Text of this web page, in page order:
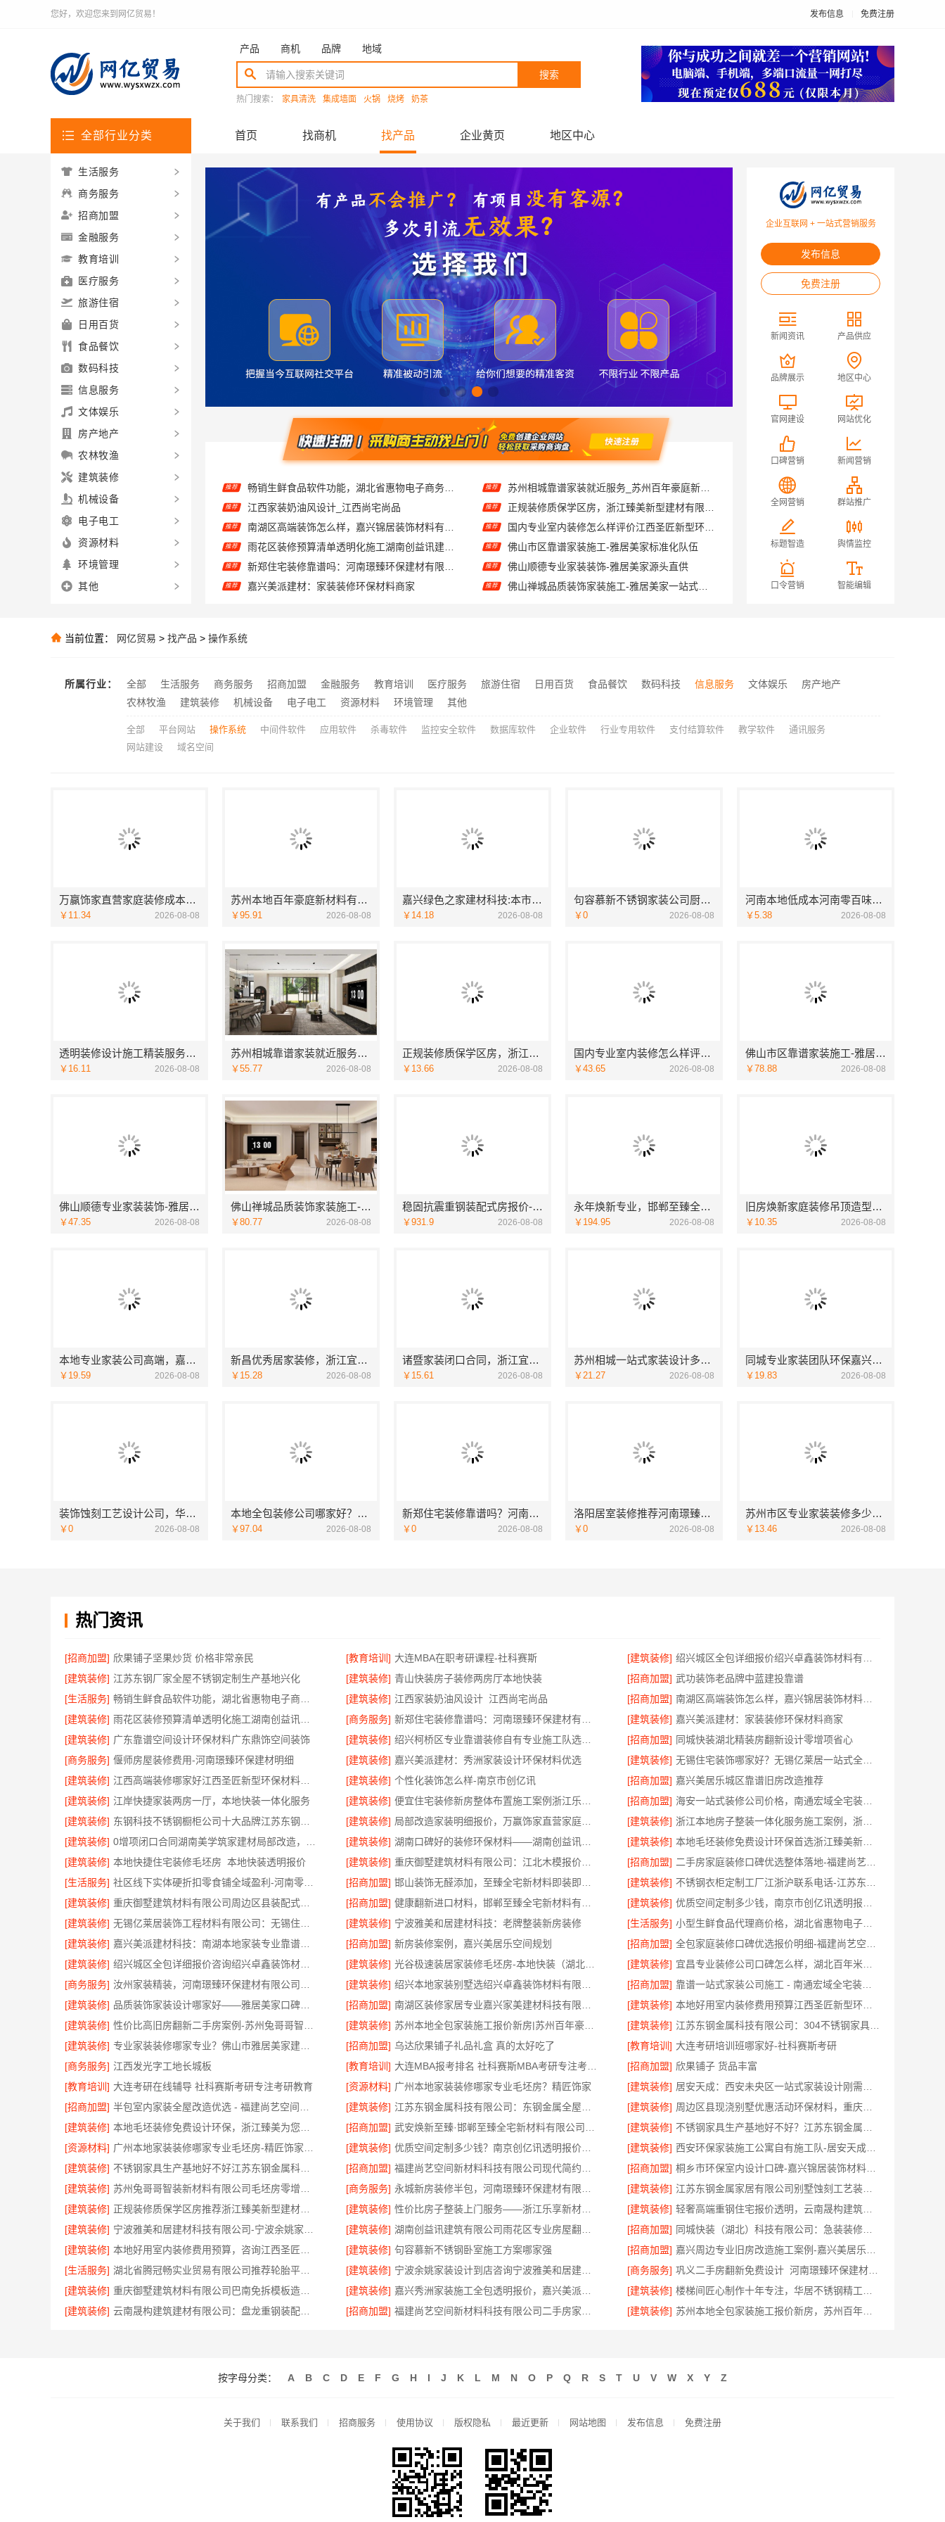
您好，欢迎您来到网亿贸易！ 发布信息 免费注册
产品 商机 品牌 地域
搜索
热门搜索： 家具清洗 集成墙面 火锅 烧烤 奶茶
全部行业分类 首页 找商机 找产品 企业黄页 地区中心
推荐 江西家装奶油风设计_江西尚宅尚品
推荐
推荐 雨花区装修预算清单透明化施工湖南创益讯建筑有限公司
推荐 新郑住宅装修靠谱吗：河南璟臻环保建材有限公司一站式服务
推荐 嘉兴美派建材：家装装修环保材料商家
推荐 欣果铺子坚果炒货 价格非常亲民
推荐 武功装饰老品牌中蓝建投靠谱
推荐 正规装修质保学区房，浙江臻美新型建材有限公司质量可靠
推荐 国内专业室内装修怎么样评价江西圣匠新型环保材料有限公司
推荐 佛山市区靠谱家装施工-雅居美家标准化队伍
推荐 佛山顺德专业家装装饰-雅居美家源头直供
推荐
推荐 万赢饰家直营家庭装修成本管控，海南万赢饰家新型建筑材料有限公司
推荐 透明装修设计施工精装服务浙江臻美新型建材有限公司
企业互联网 + 一站式营销服务
发布信息
免费注册
新闻资讯 产品供应
品牌展示 地区中心
官网建设 网站优化
口碑营销 新闻营销
全网营销 群站推广
标题智造 舆情监控
口令营销 智能编辑
生活服务
商务服务
招商加盟
金融服务
教育培训
医疗服务
旅游住宿
日用百货
食品餐饮
数码科技
信息服务
文体娱乐
房产地产
农林牧渔
建筑装修
机械设备
电子电工
资源材料
环境管理
其他
当前位置： 网亿贸易 > 找产品 > 操作系统
所属行业： 全部 生活服务 商务服务 招商加盟 金融服务 教育培训 医疗服务 旅游住宿 日用百货 食品餐饮 数码科技 信息服务 文体娱乐
房产地产
农林牧渔
建筑装修 机械设备 电子电工 资源材料 环境管理 其他
全部 平台网站 操作系统 中间件软件 应用软件 杀毒软件 监控安全软件 数据库软件 企业软件 行业专用软件 支付结算软件 教学软件
通讯服务
网站建设
域名空间
万赢饰家直营家庭装修成本管控，海南万赢饰家新型建筑材料有限公司
￥11.34 2026-08-08
苏州本地百年豪庭新材料有限公司靠谱家装设计公司拎包入住
￥95.91 2026-08-08
嘉兴绿色之家建材科技:本市口碑装修服务实惠
￥14.18 2026-08-08
句容慕新不锈钢家装公司厨房案例实拍-慕新不锈钢
￥0 2026-08-08
河南本地低成本河南零百味供应链有限公司全域盈利
￥5.38 2026-08-08
透明装修设计施工精装服务浙江臻美新型建材有限公司
￥16.11 2026-08-08
苏州相城靠谱家装就近服务_苏州百年豪庭新材料
￥55.77 2026-08-08
正规装修质保学区房，浙江臻美新型建材有限公司质量可靠
￥13.66 2026-08-08
国内专业室内装修怎么样评价江西圣匠新型环保材料有限公司
￥43.65 2026-08-08
佛山市区靠谱家装施工-雅居美家标准化队伍
￥78.88 2026-08-08
佛山顺德专业家装装饰-雅居美家源头直供
￥47.35 2026-08-08
佛山禅城品质装饰家装施工-雅居美家一站式服务
￥80.77 2026-08-08
稳固抗震重钢装配式房报价-云南晟构建筑建材有限公司
￥931.9 2026-08-08
永年焕新专业，邯郸至臻全宅新材料有限公司打造精品全宅工程
￥194.95 2026-08-08
旧房焕新家庭装修吊顶造型万赢饰家
￥10.35 2026-08-08
本地专业家装公司高端，嘉兴绿色之家建材科技有限公司
￥19.59 2026-08-08
新昌优秀居家装修，浙江宜美嘉匠心服务
￥15.28 2026-08-08
诸暨家装闭口合同，浙江宜美嘉零增项承诺
￥15.61 2026-08-08
苏州相城一站式家装设计多少钱拎包入住，苏州百年豪庭新材料
￥21.27 2026-08-08
同城专业家装团队环保嘉兴绿色之家建材科技有限公司
￥19.83 2026-08-08
装饰蚀刻工艺设计公司，华居不锈钢显品质
￥0 2026-08-08
本地全包装修公司哪家好？云南至高新型建材有限公司
￥97.04 2026-08-08
新郑住宅装修靠谱吗？河南璟臻环保建材有限公司口碑好
￥0 2026-08-08
洛阳居室装修推荐河南璟臻环保建材有限公司一站式服务
￥0 2026-08-08
苏州市区专业家装装修多少钱百年豪庭
￥13.46 2026-08-08
热门资讯
[招商加盟] 欣果铺子坚果炒货 价格非常亲民 [教育培训] 大连MBA在职考研课程-社科赛斯 [建筑装修]
[建筑装修] 江苏东钢厂家全屋不锈钢定制生产基地兴化 [建筑装修] 青山快装房子装修两房厅本地快装 [招商加盟] 武功装饰老品牌中蓝建投靠谱
[生活服务]
[建筑装修] 江西家装奶油风设计_江西尚宅尚品 [招商加盟]
[建筑装修]
[商务服务] [建筑装修] 嘉兴美派建材：家装装修环保材料商家
[建筑装修] 广东靠谱空间设计环保材料广东鼎饰空间装饰 [建筑装修] [招商加盟] 同城快装湖北精装房翻新设计零增项省心
[商务服务] 偃师房屋装修费用-河南璟臻环保建材明细 [建筑装修] 嘉兴美派建材：秀洲家装设计环保材料优选 [建筑装修]
[建筑装修]
[建筑装修] 个性化装饰怎么样-南京市创亿讯 [招商加盟] 嘉兴美居乐城区靠谱旧房改造推荐
[建筑装修] 江岸快捷家装两房一厅，本地快装一体化服务 [建筑装修] [招商加盟]
[建筑装修]
[建筑装修] [建筑装修]
[建筑装修]
[建筑装修] [建筑装修]
[建筑装修] 本地快捷住宅装修毛坯房_本地快装透明报价 [建筑装修] [招商加盟]
[生活服务]
[招商加盟] [建筑装修]
[建筑装修]
[招商加盟] [建筑装修]
[建筑装修]
[建筑装修] 宁波雅美和居建材科技：老牌整装新房装修 [生活服务]
[建筑装修]
[招商加盟] 新房装修案例，嘉兴美居乐空间规划 [招商加盟]
[建筑装修]
[建筑装修] [建筑装修]
[商务服务]
[建筑装修] [招商加盟]
[建筑装修]
[招商加盟] [建筑装修]
[建筑装修]
[建筑装修] [建筑装修]
[建筑装修]
[招商加盟] 乌达欣果铺子礼品礼盒 真的太好吃了 [教育培训] 大连考研培训班哪家好-社科赛斯考研
[商务服务] 江西发光字工地长城板 [教育培训] [招商加盟] 欣果铺子 货品丰富
[教育培训] 大连考研在线辅导 社科赛斯考研专注考研教育 [资源材料] 广州本地家装装修哪家专业毛坯房？精匠饰家 [建筑装修]
[招商加盟]
[建筑装修] [建筑装修]
[建筑装修]
[招商加盟] [建筑装修]
[资源材料]
[建筑装修] [建筑装修]
[建筑装修]
[招商加盟] [招商加盟]
[建筑装修]
[商务服务] [建筑装修]
[建筑装修]
[建筑装修] [建筑装修]
[建筑装修]
[建筑装修] [招商加盟]
[建筑装修]
[建筑装修] 句容慕新不锈钢卧室施工方案哪家强 [招商加盟]
[生活服务]
[建筑装修] [商务服务]
[建筑装修]
[建筑装修] [建筑装修]
[建筑装修]
[招商加盟] [建筑装修]
按字母分类： A B C D E F G H I J K L M N O P Q R S T U V W X Y Z
关于我们 联系我们 招商服务 使用协议 版权隐私 最近更新 网站地图 发布信息 免费注册